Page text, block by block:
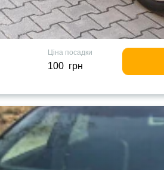
Ціна посадки
100 грн